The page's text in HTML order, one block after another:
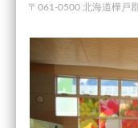
〒061-0500 北海道樺戸